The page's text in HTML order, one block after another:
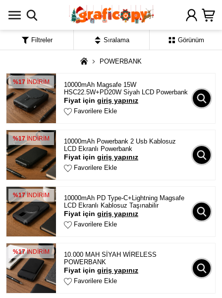
POWERBANK
%17 İNDİRİM
10000mAh Magsafe 15W
HSC22.5W+PD20W Siyah LCD Powerbank
Fiyat için giriş yapınız
Favorilere Ekle
%17İNDİRİM
10000mAh Powerbank 2 Usb Kablosuz
LCD Ekranlı Powerbank
Fiyat için giriş yapınız
Favorilere Ekle
%17İNDİRİM
10000mAh PD Type-C+Lightning Magsafe
LCD Ekranlı Kablosuz Taşınabilir
Fiyat için giriş yapınız
Favorilere Ekle
%17İNDİRİM
10.000 MAH SİYAH WİRELESS
POWERBANK
Fiyat için giriş yapınız
Favorilere Ekle
Filtreler Sıralama Görünüm